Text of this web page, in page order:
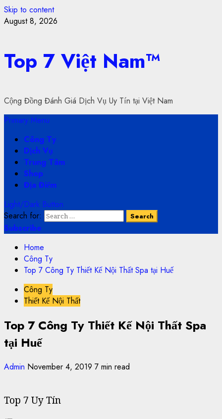
Skip to content
August 8, 2026
Top 7 Việt Nam™
Cộng Đồng Đánh Giá Dịch Vụ Uy Tín tại Việt Nam
Primary Menu
Công Ty
Dịch Vụ
Trung Tâm
Shop
Địa Điểm
Light/Dark Button
Search for:
Subscribe
Home
Công Ty
Top 7 Công Ty Thiết Kế Nội Thất Spa tại Huế
Công Ty
Thiết Kế Nội Thất
Top 7 Công Ty Thiết Kế Nội Thất Spa
tại Huế
Admin November 4, 2019 7 min read
Top 7 Uy Tín